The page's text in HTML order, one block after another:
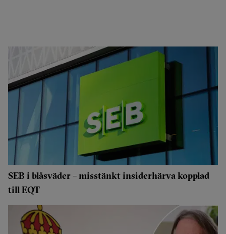
SEB i blåsväder – misstänkt insiderhärva kopplad
till EQT